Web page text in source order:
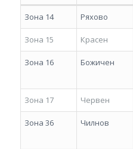
Зона 14 Ряхово
Зона 15 Красен
Зона 16 Божичен
Зона 17 Червен
Зона 36 Чилнов